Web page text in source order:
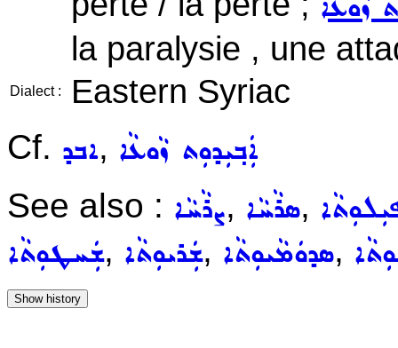
la paralysie , une
Dialect :
Eastern Syriac
Cf. ܐܒܕ, ܐܲܒ݂ܝܼܕܘܼܬ ܙܵܘܥܵܐ
See also : ܨܪܵܚܵܐ, ܣܪܵܚܵܐ,
ܫܲܚܛܘܼܬܵܐ, ܫܲܪܝܘܼܬܵܐ, ܣܕܘܿܡܵܝܘܼܬܵܐ,